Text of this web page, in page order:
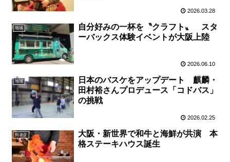
2026.03.28
地域
自分好みの一杯を〝クラフト〟 スタ
ーバックス体験イベントが大阪上陸
2026.06.10
地域
日本のバスケをアップデート 麒麟・
田村裕さんプロデュース「コドバス」
の挑戦
2026.02.25
街ネタ
大阪・新世界で和牛と海鮮が共演 本
格ステーキハウス誕生